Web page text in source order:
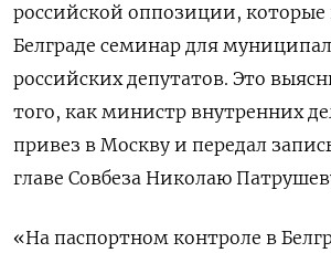
российской оппозиции,
Белграде семинар для
российских депутатов. Это
того, как министр внутренних
привез в Москву и передал
главе Совбеза Николаю
«На паспортном контроле в